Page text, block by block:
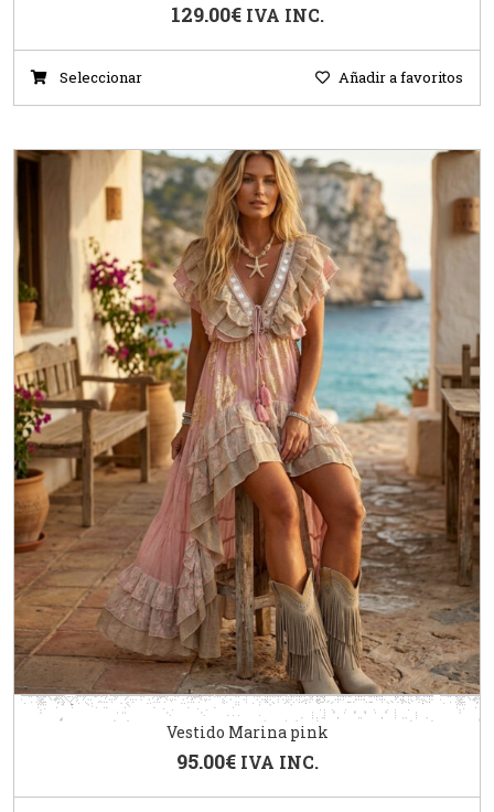
129.00€ IVA INC.
Seleccionar Añadir a favoritos
Vestido Marina pink
95.00€ IVA INC.